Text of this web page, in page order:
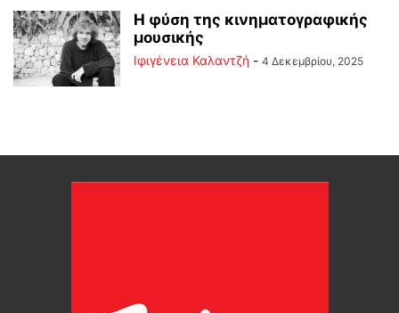
Η φύση της κινηματογραφικής
μουσικής
Ιφιγένεια Καλαντζή - 4 Δεκεμβρίου, 2025